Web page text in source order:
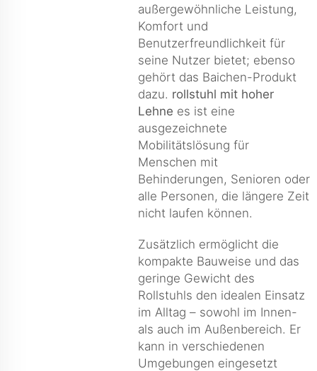
außergewöhnliche Leistung,
Komfort und
Benutzerfreundlichkeit für
seine Nutzer bietet; ebenso
gehört das Baichen-Produkt
dazu. rollstuhl mit hoher
Lehne es ist eine
ausgezeichnete
Mobilitätslösung für
Menschen mit
Behinderungen, Senioren oder
alle Personen, die längere Zeit
nicht laufen können.
Zusätzlich ermöglicht die
kompakte Bauweise und das
geringe Gewicht des
Rollstuhls den idealen Einsatz
im Alltag – sowohl im Innen-
als auch im Außenbereich. Er
kann in verschiedenen
Umgebungen eingesetzt